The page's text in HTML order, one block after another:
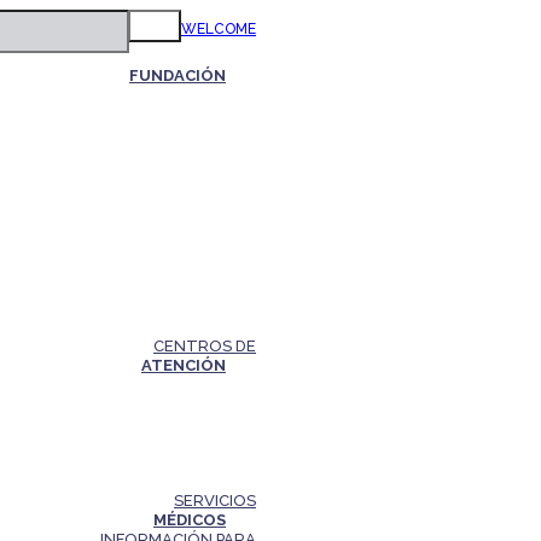
WELCOME
FUNDACIÓN
CENTROS DE
ATENCIÓN
SERVICIOS
MÉDICOS